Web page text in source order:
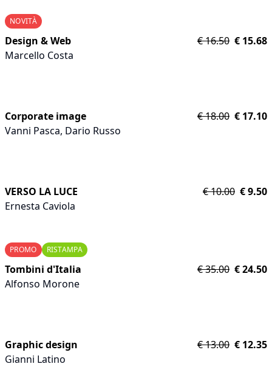
NOVITÀ
Design & Web €16.50 € 15.68
Marcello Costa
Corporate image €18.00 € 17.10
Vanni Pasca, Dario Russo
VERSO LA LUCE €10.00 €9.50
Ernesta Caviola
PROMO RISTAMPA
Tombini d'Italia €35.00 €24.50
Alfonso Morone
Graphic design €13.00 € 12.35
Gianni Latino